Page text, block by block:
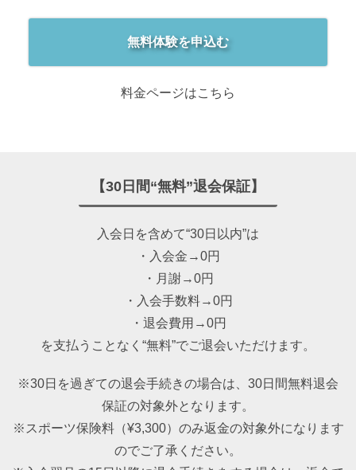
無料体験を申込む
料金ページはこちら
【30日間“無料”退会保証】
入会日を含めて“30日以内”は
・入会金→0円
・月謝→0円
・入会手数料→0円
・退会費用→0円
を支払うことなく“無料”でご退会いただけます。
※30日を過ぎての退会手続きの場合は、30日間無料退会
保証の対象外となります。
※スポーツ保険料（¥3,300）のみ返金の対象外になります
のでご了承ください。